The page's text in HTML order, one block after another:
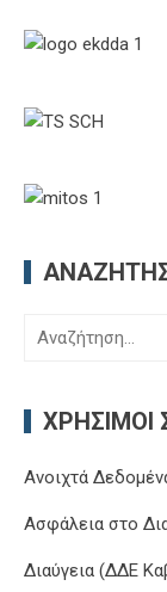
Αναζήτηση
ΧΡΉΣΙΜΟΙ
Ανοιχτά
Ασφάλεια στο
Διαύγεια (ΔΔΕ